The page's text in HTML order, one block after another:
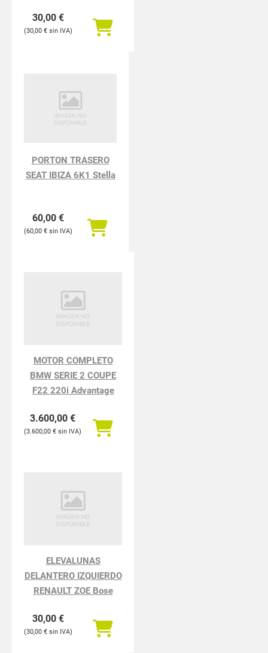
30,00 €
30,00 €
PORTON TRASERO
SEAT IBIZA 6K1 Stella
60,00 €
60,00 €
MOTOR COMPLETO
BMW SERIE 2 COUPE
F22 220i Advantage
3.600,00 €
3.600,00 €
ELEVALUNAS
DELANTERO IZQUIERDO
RENAULT ZOE Bose
30,00 €
30,00 €